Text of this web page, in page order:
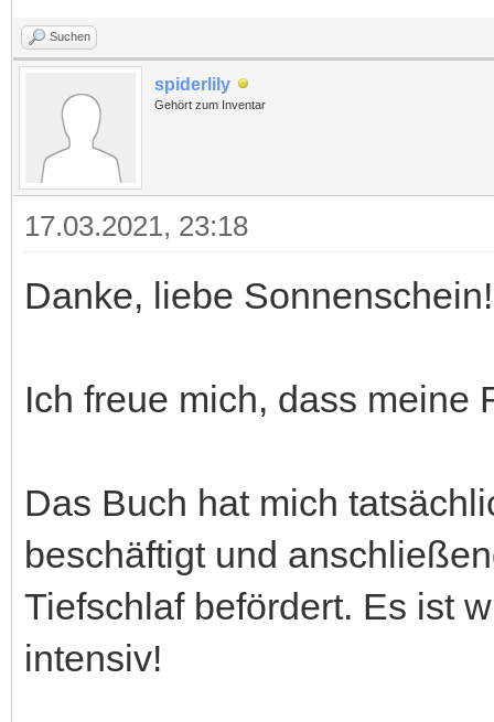
Suchen
spiderlily
Gehört zum Inventar
17.03.2021, 23:18
Danke, liebe Sonnenschein!
Ich freue mich, dass
Das Buch hat mich
beschäftigt und
Tiefschlaf befördert. Es ist
intensiv!